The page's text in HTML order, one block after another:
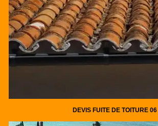
DEVIS FUITE DE TOITURE 06